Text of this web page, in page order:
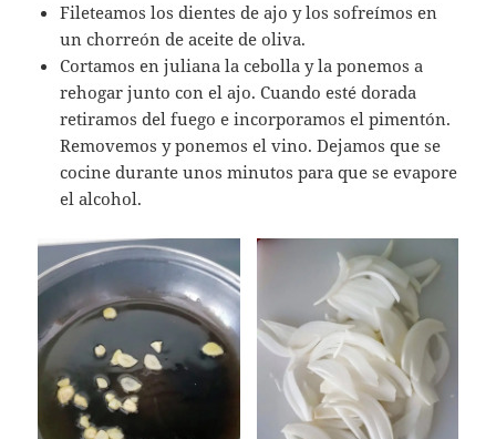
Fileteamos los dientes de ajo y los sofreímos en
un chorreón de aceite de oliva.
Cortamos en juliana la cebolla y la ponemos a
rehogar junto con el ajo. Cuando esté dorada
retiramos del fuego e incorporamos el pimentón.
Removemos y ponemos el vino. Dejamos que se
cocine durante unos minutos para que se evapore
el alcohol.